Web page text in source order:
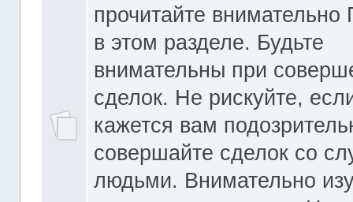
прочитайте
в этом разделе. Будьте
внимательны при
сделок. Не рискуйте,
кажется вам
совершайте сделок со
людьми. Внимательно